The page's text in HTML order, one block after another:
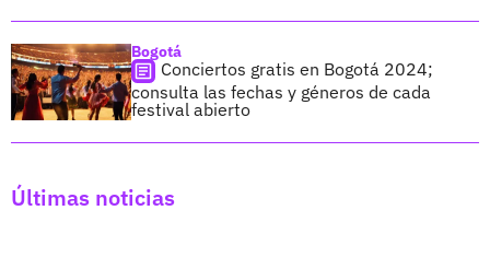
Bogotá
Conciertos gratis en Bogotá 2024;
consulta las fechas y géneros de cada
festival abierto
Últimas noticias